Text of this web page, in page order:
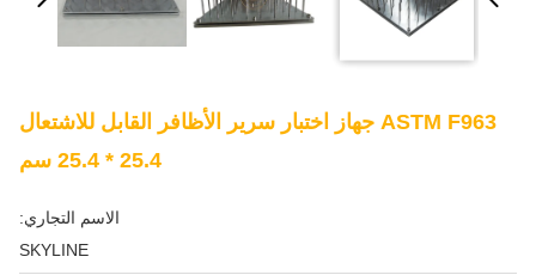
ASTM F963 جهاز اختبار سرير الأظافر القابل للاشتعال
25.4 * 25.4 سم
الاسم التجاري:
SKYLINE